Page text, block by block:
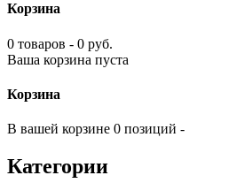
Корзина
0 товаров - 0 руб.
Ваша корзина пуста
Корзина
В вашей корзине 0 позиций -
Категории